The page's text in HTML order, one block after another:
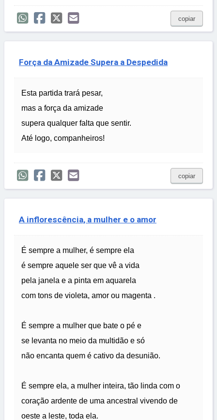
copiar
Força da Amizade Supera a Despedida
Esta partida trará pesar,
mas a força da amizade
supera qualquer falta que sentir.
Até logo, companheiros!
copiar
A inflorescência, a mulher e o amor
É sempre a mulher, é sempre ela
é sempre aquele ser que vê a vida
pela janela e a pinta em aquarela
com tons de violeta, amor ou magenta .
É sempre a mulher que bate o pé e
se levanta no meio da multidão e só
não encanta quem é cativo da desunião.
É sempre ela, a mulher inteira, tão linda com o
coração ardente de uma ancestral vivendo de
oeste a leste, toda ela.